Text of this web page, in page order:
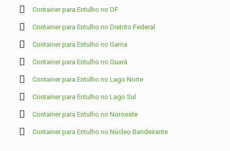
Container para Entulho no DF
Container para Entulho no Distrito Federal
Container para Entulho no Gama
Container para Entulho no Guará
Container para Entulho no Lago Norte
Container para Entulho no Lago Sul
Container para Entulho no Noroeste
Container para Entulho no Núcleo Bandeirante